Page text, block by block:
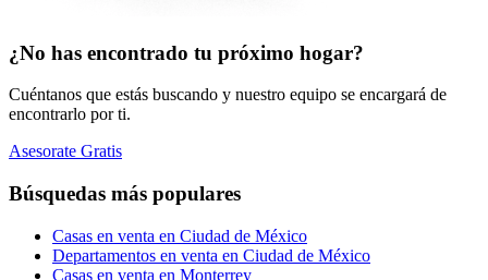
¿No has encontrado tu próximo hogar?
Cuéntanos que estás buscando y nuestro equipo se encargará de
encontrarlo por ti.
Asesorate Gratis
Búsquedas más populares
Casas en venta en Ciudad de México
Departamentos en venta en Ciudad de México
Casas en venta en Monterrey